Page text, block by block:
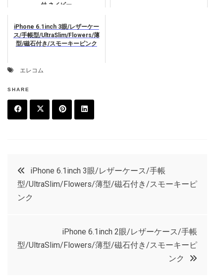
付 ネイビー
iPhone 6.1inch 3眼/レザーケー
ス/手帳型/UltraSlim/Flowers/薄
型/磁石付き/スモーキーピンク
エレコム
SHARE
b
k
t
e
s
t
e
投
稿
ビ
iPhone 6.1inch 3眼/レザーケース/手帳
型/UltraSlim/Flowers/薄型/磁石付き/スモーキーピ
ンク
iPhone 6.1inch 2眼/レザーケース/手帳
型/UltraSlim/Flowers/薄型/磁石付き/スモーキーピ
ンク